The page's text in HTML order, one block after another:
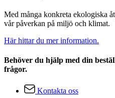
Med många konkreta ekologiska
vår påverkan på miljö och klimat.
Här hittar du mer information.
Behöver du hjälp med din
frågor.
Kontakta oss